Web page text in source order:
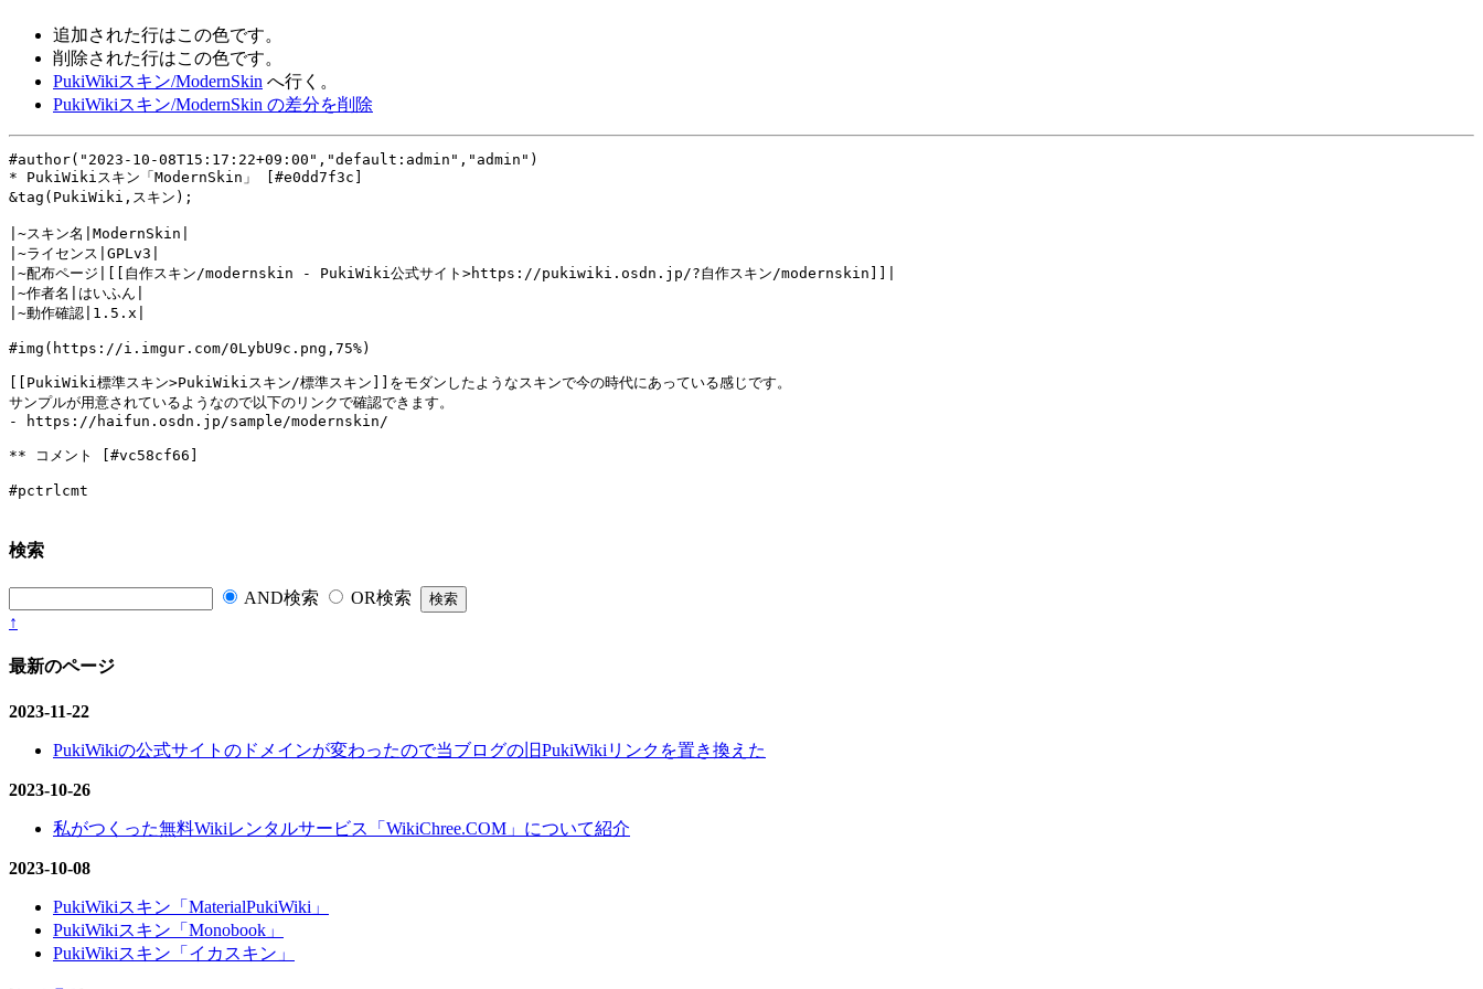
追加された行はこの色です。
削除された行はこの色です。
PukiWikiスキン/ModernSkin へ行く。
PukiWikiスキン/ModernSkin の差分を削除
#author("2023-10-08T15:17:22+09:00","default:admin","admin")
* PukiWikiスキン「ModernSkin」 [#e0dd7f3c]
&tag(PukiWiki,スキン);
|~スキン名|ModernSkin|
|~ライセンス|GPLv3|
|~配布ページ|[[自作スキン/modernskin - PukiWiki公式サイト>https://pukiwiki.osdn.jp/?自作スキン/modernskin]]|
|~作者名|はいふん|
|~動作確認|1.5.x|
#img(https://i.imgur.com/0LybU9c.png,75%)
[[PukiWiki標準スキン>PukiWikiスキン/標準スキン]]をモダンしたようなスキンで今の時代にあっている感じです。
サンプルが用意されているようなので以下のリンクで確認できます。
- https://haifun.osdn.jp/sample/modernskin/
** コメント [#vc58cf66]
#pctrlcmt
検索
AND検索
OR検索
↑
最新のページ
2023-11-22
PukiWikiの公式サイトのドメインが変わったので当ブログの旧PukiWikiリンクを置き換えた
2023-10-26
私がつくった無料Wikiレンタルサービス「WikiChree.COM」について紹介
2023-10-08
PukiWikiスキン「MaterialPukiWiki」
PukiWikiスキン「Monobook」
PukiWikiスキン「イカスキン」